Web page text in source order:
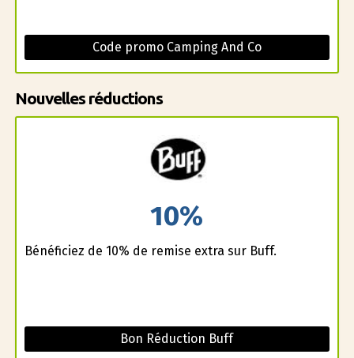
Code promo Camping And Co
Nouvelles réductions
10%
Bénéficiez de 10% de remise extra sur Buff.
Bon Réduction Buff